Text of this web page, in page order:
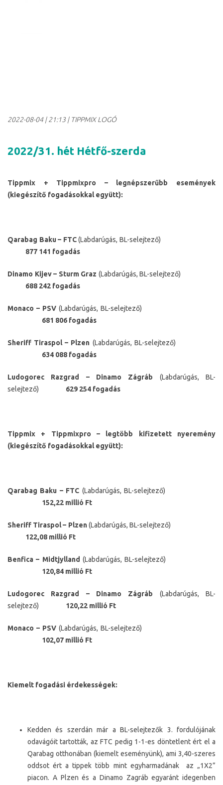
2022-08-04|21:13| TIPPMIX LOGÓ
2022/31. hét Hétfő-szerda
Tippmix + Tippmixpro – legnépszerűbb események
(kiegészítő fogadásokkal együtt):
Qarabag Baku – FTC(Labdarúgás, BL-selejtező)
877 141 fogadás
Dinamo Kijev – Sturm Graz (Labdarúgás, BL-selejtező)
688 242 fogadás
Monaco – PSV (Labdarúgás, BL-selejtező)
681 806 fogadás
Sheriff Tiraspol – Plzen (Labdarúgás, BL-selejtező)
634 088 fogadás
Ludogorec Razgrad – Dinamo Zágráb (Labdarúgás, BL-
selejtező) 629 254 fogadás
Tippmix + Tippmixpro – legtöbb kifizetett nyeremény
(kiegészítő fogadásokkal együtt):
Qarabag Baku – FTC (Labdarúgás, BL-selejtező)
152,22 millió Ft
Sheriff Tiraspol – Plzen(Labdarúgás, BL-selejtező)
122,08 millió Ft
Benfica – Midtjylland(Labdarúgás, BL-selejtező)
120,84 millió Ft
Ludogorec Razgrad – Dinamo Zágráb (Labdarúgás, BL-
selejtező) 120,22 millió Ft
Monaco – PSV (Labdarúgás, BL-selejtező)
102,07 millió Ft
Kiemelt fogadási érdekességek:
Kedden és szerdán már a BL-selejtezők 3. fordulójának
odavágóit tartották, az FTC pedig 1-1-es döntetlent ért el a
Qarabag otthonában (kiemelt eseményünk), ami 3,40-szeres
oddsot ért a tippek több mint egyharmadának az „1X2”
piacon. A Plzen és a Dinamo Zagráb egyaránt idegenben